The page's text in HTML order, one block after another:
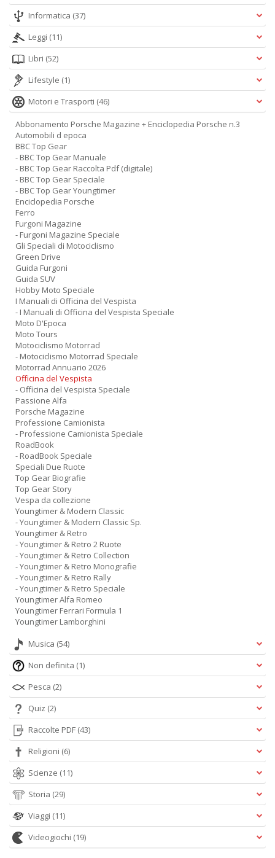
Informatica (37)
Leggi (11)
Libri (52)
Lifestyle (1)
Motori e Trasporti (46)
Abbonamento Porsche Magazine + Enciclopedia Porsche n.3
Automobili d epoca
BBC Top Gear
- BBC Top Gear Manuale
- BBC Top Gear Raccolta Pdf (digitale)
- BBC Top Gear Speciale
- BBC Top Gear Youngtimer
Enciclopedia Porsche
Ferro
Furgoni Magazine
- Furgoni Magazine Speciale
Gli Speciali di Motociclismo
Green Drive
Guida Furgoni
Guida SUV
Hobby Moto Speciale
I Manuali di Officina del Vespista
- I Manuali di Officina del Vespista Speciale
Moto D'Epoca
Moto Tours
Motociclismo Motorrad
- Motociclismo Motorrad Speciale
Motorrad Annuario 2026
Officina del Vespista
- Officina del Vespista Speciale
Passione Alfa
Porsche Magazine
Professione Camionista
- Professione Camionista Speciale
RoadBook
- RoadBook Speciale
Speciali Due Ruote
Top Gear Biografie
Top Gear Story
Vespa da collezione
Youngtimer & Modern Classic
- Youngtimer & Modern Classic Sp.
Youngtimer & Retro
- Youngtimer & Retro 2 Ruote
- Youngtimer & Retro Collection
- Youngtimer & Retro Monografie
- Youngtimer & Retro Rally
- Youngtimer & Retro Speciale
Youngtimer Alfa Romeo
Youngtimer Ferrari Formula 1
Youngtimer Lamborghini
Musica (54)
Non definita (1)
Pesca (2)
Quiz (2)
Raccolte PDF (43)
Religioni (6)
Scienze (11)
Storia (29)
Viaggi (11)
Videogiochi (19)